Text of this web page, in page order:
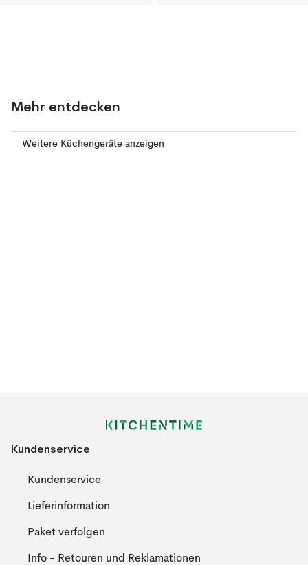
Mehr entdecken
Weitere Küchengeräte anzeigen
Kundenservice
Kundenservice
Lieferinformation
Paket verfolgen
Info - Retouren und Reklamationen